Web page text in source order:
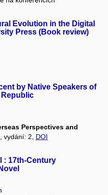
Evolution in the Digital
Press (Book review)
by Native Speakers of
Perspectives and
vydání: 2, DOI
: 17th-Century